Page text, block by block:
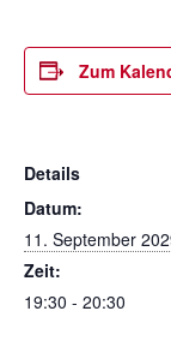
Zum
Details
Datum:
11. September
Zeit:
19:30 - 20:30